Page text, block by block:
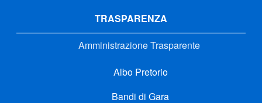
TRASPARENZA
Amministrazione Trasparente
Albo Pretorio
Bandi di Gara